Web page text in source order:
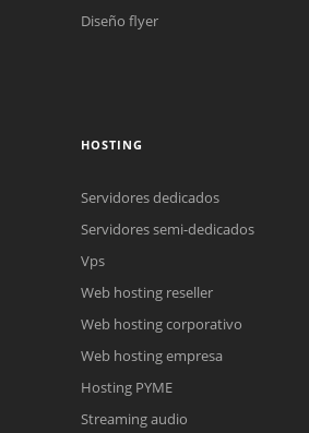
Reunión online
para la reunión online.
Cotización
Chat Online
están fuera de línea. Complete el formulario
Diseño flyer
HOSTING
Servidores dedicados
Servidores semi-dedicados
Vps
Web hosting reseller
Web hosting corporativo
Web hosting empresa
Hosting PYME
Streaming audio